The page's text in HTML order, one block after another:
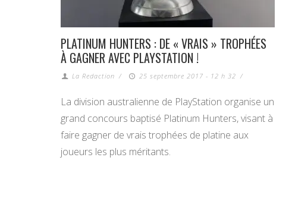
PLATINUM HUNTERS : DE « VRAIS » TROPHÉES
À GAGNER AVEC PLAYSTATION !
La Redaction / 25 septembre 2017 - 12 h 32 /
La division australienne de PlayStation organise un
grand concours baptisé Platinum Hunters, visant à
faire gagner de vrais trophées de platine aux
joueurs les plus méritants.